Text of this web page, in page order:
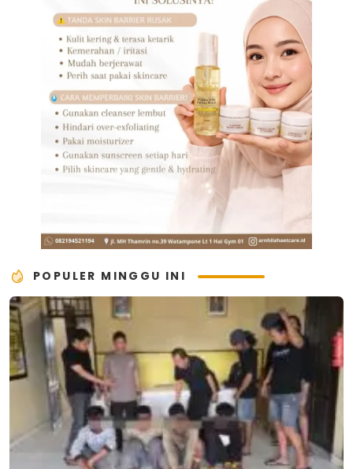
POPULER MINGGU INI